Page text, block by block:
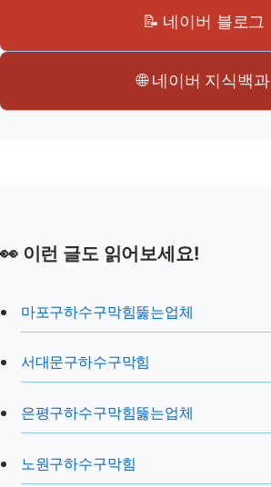
📝 네이버 블로그
🌐 네이버 지식백과
👀 이런 글도 읽어보세요!
마포구하수구막힘뚫는업체
서대문구하수구막힘
은평구하수구막힘뚫는업체
노원구하수구막힘